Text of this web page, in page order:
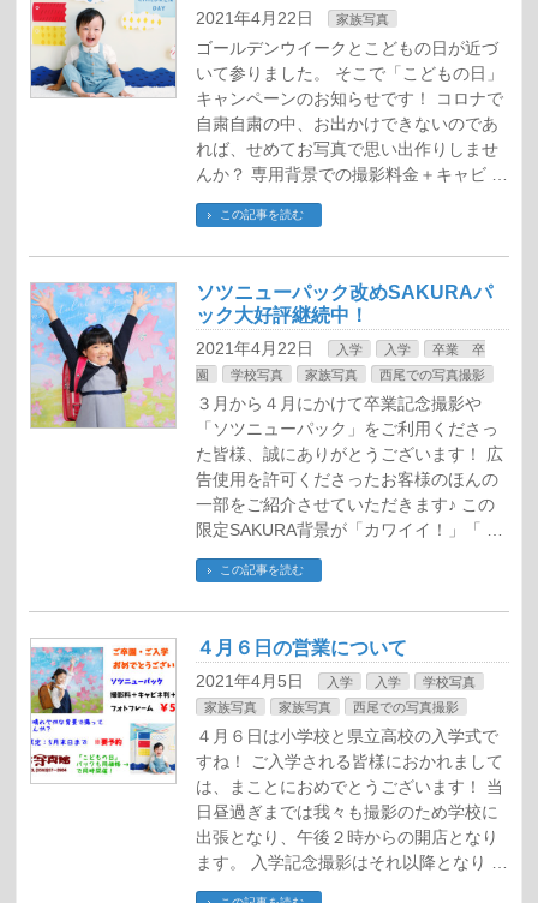
2021年4月22日 家族写真
ゴールデンウイークとこどもの日が近づ
いて参りました。 そこで「こどもの日」
キャンペーンのお知らせです！ コロナで
自粛自粛の中、お出かけできないのであ
れば、せめてお写真で思い出作りしませ
んか？ 専用背景での撮影料金＋キャビ …
この記事を読む
ソツニューパック改めSAKURAパ
ック大好評継続中！
2021年4月22日 入学 入学
卒業 卒
園
学校写真 家族写真 西尾での写真撮影
３月から４月にかけて卒業記念撮影や
「ソツニューパック」をご利用くださっ
た皆様、誠にありがとうございます！ 広
告使用を許可くださったお客様のほんの
一部をご紹介させていただきます♪ この
限定SAKURA背景が「カワイイ！」「 …
この記事を読む
４月６日の営業について
2021年4月5日 入学 入学
学校写真
家族写真
家族写真 西尾での写真撮影
４月６日は小学校と県立高校の入学式で
すね！ ご入学される皆様におかれまして
は、まことにおめでとうございます！ 当
日昼過ぎまでは我々も撮影のため学校に
出張となり、午後２時からの開店となり
ます。 入学記念撮影はそれ以降となり …